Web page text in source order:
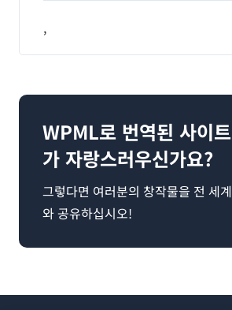
,
WPML로 번역된 사이트
가 자랑스러우신가요?
그렇다면 여러분의 창작물을 전 세계
와 공유하십시오!